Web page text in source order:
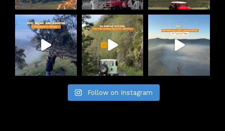
Follow on Instagram